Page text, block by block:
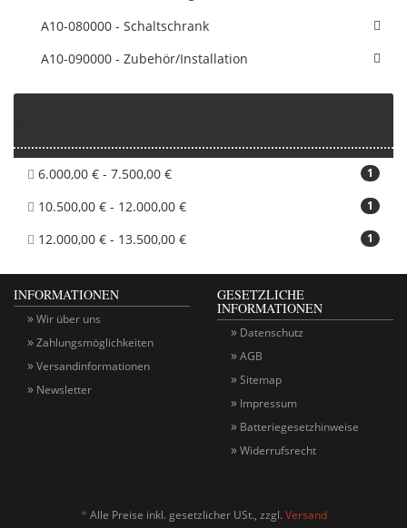
A10-080000 - Schaltschrank
A10-090000 - Zubehör/Installation
6.000,00 € - 7.500,00 € 1
10.500,00 € - 12.000,00 € 1
12.000,00 € - 13.500,00 € 1
INFORMATIONEN
Wir über uns
Zahlungsmöglichkeiten
Versandinformationen
Newsletter
GESETZLICHE
INFORMATIONEN
Datenschutz
AGB
Sitemap
Impressum
Batteriegesetzhinweise
Widerrufsrecht
* Alle Preise inkl. gesetzlicher USt., zzgl. Versand